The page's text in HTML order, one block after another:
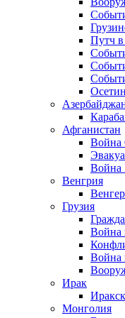
Путч
Афганистан
Война
Война
Венгрия
Грузия
Война
Война
Ирак
Монголия